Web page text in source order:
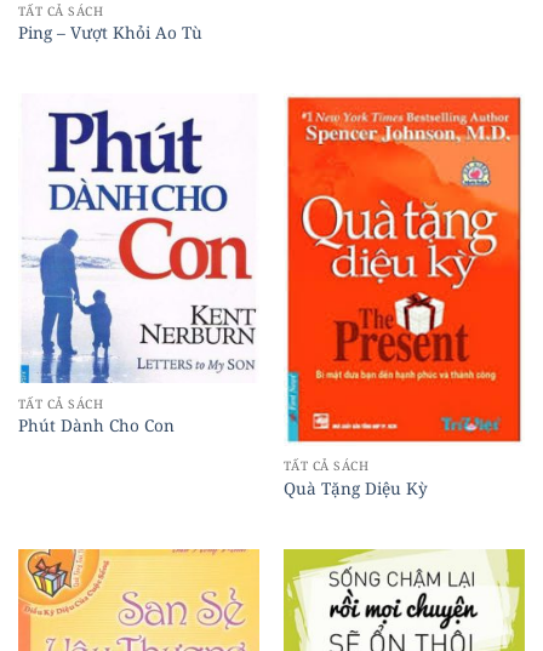
TẤT CẢ SÁCH
Ping – Vượt Khỏi Ao Tù
TẤT CẢ SÁCH
Phút Dành Cho Con
TẤT CẢ SÁCH
Quà Tặng Diệu Kỳ